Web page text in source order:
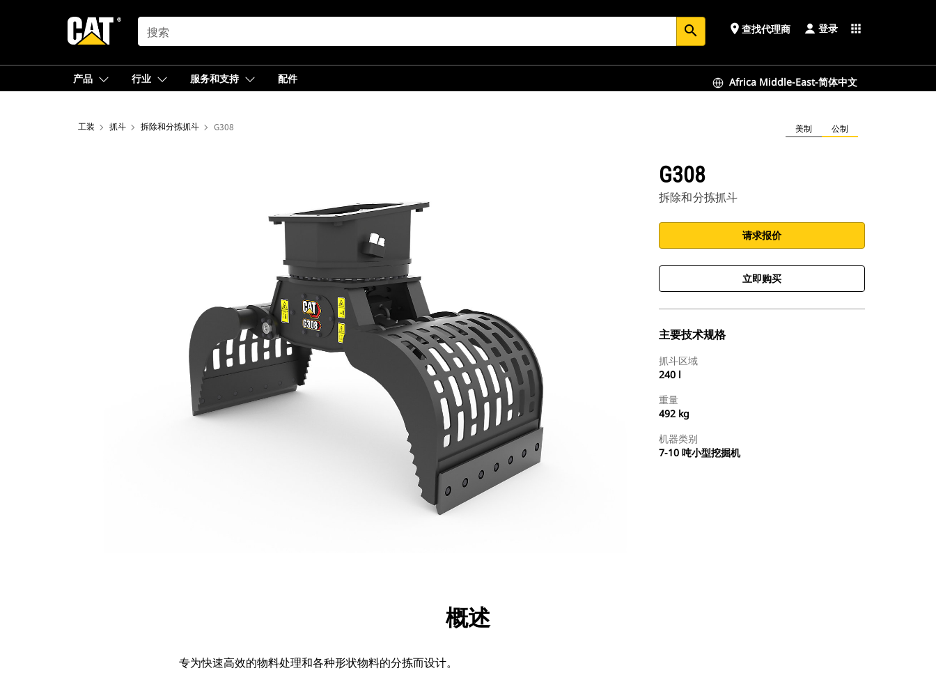
SEARCH search place 查找代理商 登录 apps
产品 行业 服务和支持 配件 Africa Middle-East-简体中文
工装 抓斗 拆除和分拣抓斗 G308 美制 公制
G308
拆除和分拣抓斗
请求报价
立即购买
主要技术规格
抓斗区域
240 l
重量
492 kg
机器类别
7-10 吨小型挖掘机
展示
概述
专为快速高效的物料处理和各种形状物料的分拣而设计。